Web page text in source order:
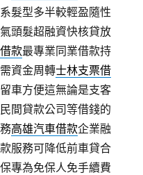
髮型多半較輕盈隨性
頭髮超融資快核貸放
款最專業同業借款持
資金周轉士林支票借
車方便這無論是支客
間貸款公司等借錢的
高雄汽車借款企業融
服務可降低前車貸合
專為免保人免手續費